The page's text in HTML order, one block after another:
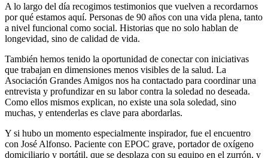
A lo largo del día recogimos testimonios que vuelven a recordarnos
por qué estamos aquí. Personas de 90 años con una vida plena, tanto
a nivel funcional como social. Historias que no solo hablan de
longevidad, sino de calidad de vida.
También hemos tenido la oportunidad de conectar con iniciativas
que trabajan en dimensiones menos visibles de la salud. La
Asociación Grandes Amigos nos ha contactado para coordinar una
entrevista y profundizar en su labor contra la soledad no deseada.
Como ellos mismos explican, no existe una sola soledad, sino
muchas, y entenderlas es clave para abordarlas.
Y si hubo un momento especialmente inspirador, fue el encuentro
con José Alfonso. Paciente con EPOC grave, portador de oxígeno
domiciliario y portátil, que se desplaza con su equipo en el zurrón, y